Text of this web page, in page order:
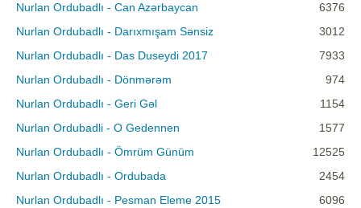
Nurlan Ordubadlı - Can Azərbaycan
6376
Nurlan Ordubadlı - Darıxmışam Sənsiz
3012
Nurlan Ordubadlı - Das Duseydi 2017
7933
Nurlan Ordubadlı - Dönmərəm
974
Nurlan Ordubadlı - Geri Gəl
1154
Nurlan Ordubadli - O Gedennen
1577
Nurlan Ordubadlı - Ömrüm Günüm
12525
Nurlan Ordubadlı - Ordubada
2454
Nurlan Ordubadlı - Pesman Eleme 2015
6096